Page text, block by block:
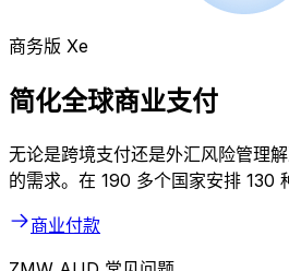
商务版 Xe
简化全球商业支付
无论是跨境支付还是外汇风险管理
的需求。在 190 多个国家安排 130
商业付款